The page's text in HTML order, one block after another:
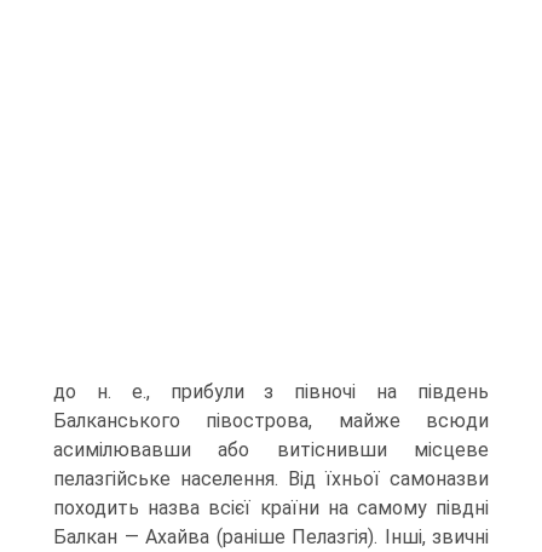
до н. е., прибули з півночі на південь
Балканського півострова, майже всюди
асимілювавши або витіснивши місцеве
пелазгійське населення. Від їхньої самоназви
походить назва всієї країни на самому півдні
Балкан — Ахайва (раніше Пелазгія). Інші, звичні